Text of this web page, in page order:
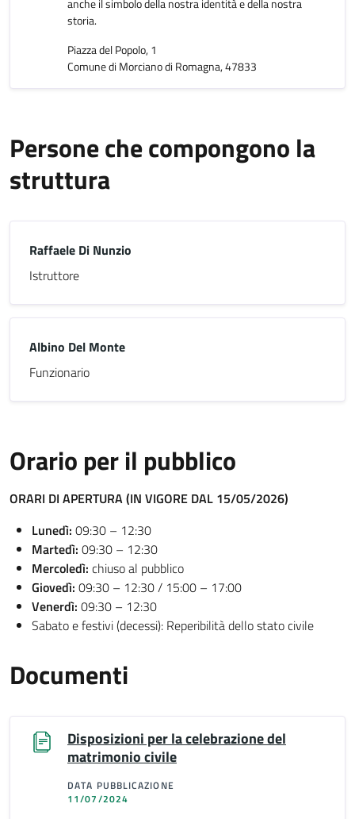
anche il simbolo della nostra identità e della nostra
storia.
Piazza del Popolo, 1
Comune di Morciano di Romagna, 47833
Persone che compongono la
struttura
Raffaele Di Nunzio
Istruttore
Albino Del Monte
Funzionario
Orario per il pubblico
ORARI DI APERTURA (IN VIGORE DAL 15/05/2026)
Lunedì: 09:30 – 12:30
Martedì: 09:30 – 12:30
Mercoledì: chiuso al pubblico
Giovedì: 09:30 – 12:30 / 15:00 – 17:00
Venerdì: 09:30 – 12:30
Sabato e festivi (decessi): Reperibilità dello stato civile
Documenti
Disposizioni per la celebrazione del
matrimonio civile
DATA PUBBLICAZIONE
11/07/2024